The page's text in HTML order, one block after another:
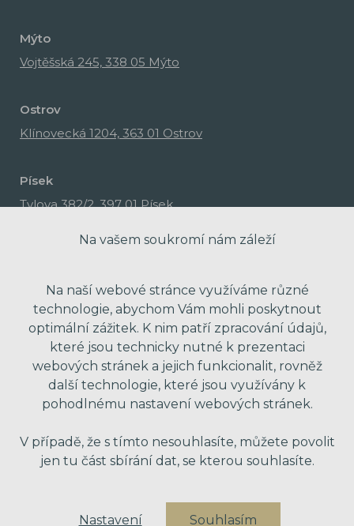
Mýto
Vojtěšská 245, 338 05 Mýto
Ostrov
Klínovecká 1204, 363 01 Ostrov
Písek
Tylova 382/2, 397 01 Písek
Na vašem soukromí nám záleží
Na naší webové stránce využíváme různé
technologie, abychom Vám mohli poskytnout
optimální zážitek. K nim patří zpracování údajů,
které jsou technicky nutné k prezentaci
webových stránek a jejich funkcionalit, rovněž
další technologie, které jsou využívány k
pohodlnému nastavení webových stránek.
V případě, že s tímto nesouhlasíte, můžete povolit
jen tu část sbírání dat, se kterou souhlasíte.
Nastavení Souhlasím